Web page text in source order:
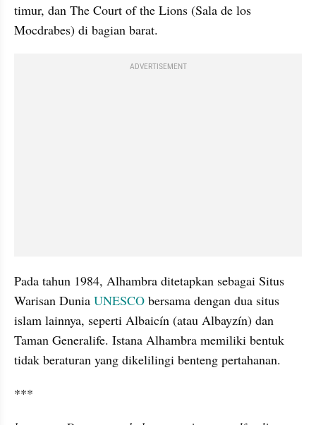
timur, dan The Court of the Lions (Sala de los
Mocdrabes) di bagian barat.
ADVERTISEMENT
Pada tahun 1984, Alhambra ditetapkan sebagai Situs
Warisan Dunia UNESCO bersama dengan dua situs
islam lainnya, seperti Albaicín (atau Albayzín) dan
Taman Generalife. Istana Alhambra memiliki bentuk
tidak beraturan yang dikelilingi benteng pertahanan.
***